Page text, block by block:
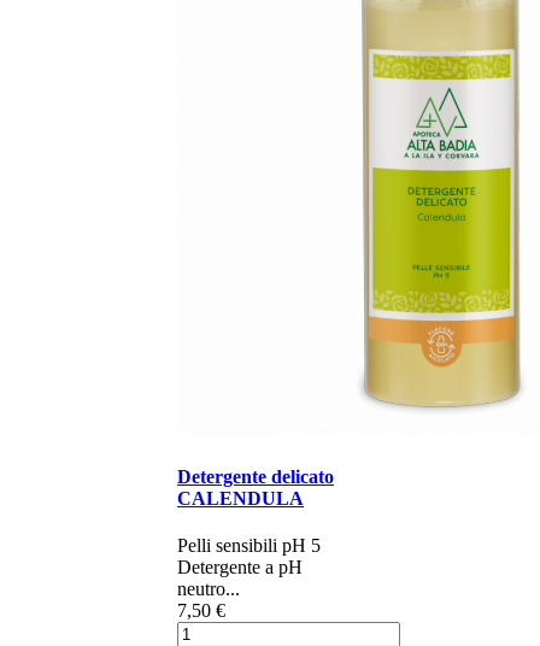
Detergente delicato
CALENDULA
​​​​​​​​Pelli sensibili pH 5​​
Detergente a pH
neutro...
7,50 €